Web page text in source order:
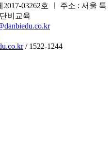
03262호 ㅣ 주소 : 서울 특
비교육
/ 1522-1244